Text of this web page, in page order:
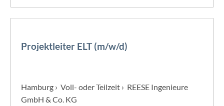
Projektleiter ELT (m/w/d)
Hamburg › Voll- oder Teilzeit › REESE Ingenieure
GmbH & Co. KG